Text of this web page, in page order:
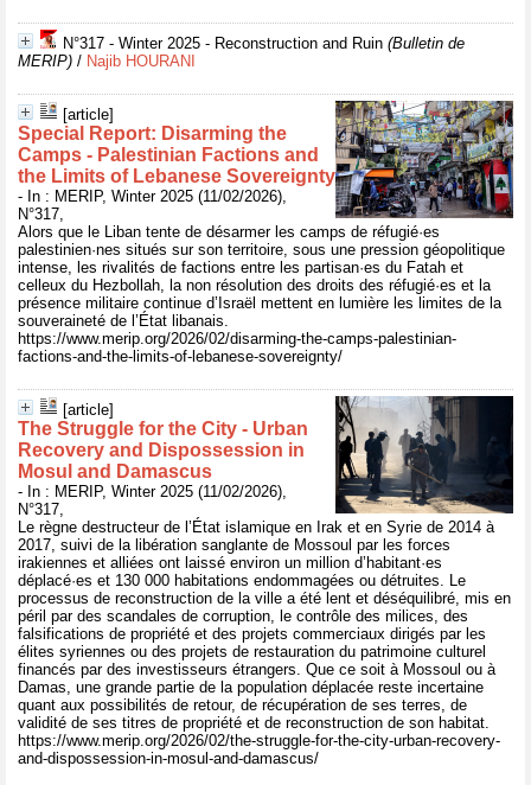
N°317 - Winter 2025 - Reconstruction and Ruin (Bulletin de
MERIP) / Najib HOURANI
[article]
Special Report: Disarming the
Camps - Palestinian Factions and
the Limits of Lebanese Sovereignty
- In : MERIP, Winter 2025 (11/02/2026),
N°317,
Alors que le Liban tente de désarmer les camps de réfugié·es
palestinien·nes situés sur son territoire, sous une pression géopolitique
intense, les rivalités de factions entre les partisan·es du Fatah et
celleux du Hezbollah, la non résolution des droits des réfugié·es et la
présence militaire continue d’Israël mettent en lumière les limites de la
souveraineté de l’État libanais.
https://www.merip.org/2026/02/disarming-the-camps-palestinian-
factions-and-the-limits-of-lebanese-sovereignty/
[article]
The Struggle for the City - Urban
Recovery and Dispossession in
Mosul and Damascus
- In : MERIP, Winter 2025 (11/02/2026),
N°317,
Le règne destructeur de l’État islamique en Irak et en Syrie de 2014 à
2017, suivi de la libération sanglante de Mossoul par les forces
irakiennes et alliées ont laissé environ un million d’habitant·es
déplacé·es et 130 000 habitations endommagées ou détruites. Le
processus de reconstruction de la ville a été lent et déséquilibré, mis en
péril par des scandales de corruption, le contrôle des milices, des
falsifications de propriété et des projets commerciaux dirigés par les
élites syriennes ou des projets de restauration du patrimoine culturel
financés par des investisseurs étrangers. Que ce soit à Mossoul ou à
Damas, une grande partie de la population déplacée reste incertaine
quant aux possibilités de retour, de récupération de ses terres, de
validité de ses titres de propriété et de reconstruction de son habitat.
https://www.merip.org/2026/02/the-struggle-for-the-city-urban-recovery-
and-dispossession-in-mosul-and-damascus/